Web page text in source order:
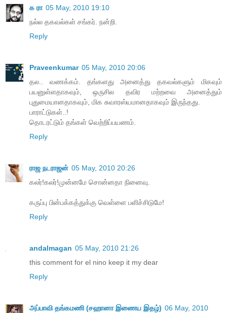
க ரா 05 May, 2010 19:10
நல்ல தகவல்கள் சங்கர். நன்றி.
Reply
Praveenkumar 05 May, 2010 20:06
தல.. வணக்கம். தங்களது அனைத்து தகவல்களும் மிகவும்
பயனுள்ளதாகவும், ஒருசில தவிர மற்றவை அனைத்தும்
புதுமையானதாகவும், மிக சுவாரஸ்யமானதாகவும் இருந்தது.
பாராட்டுகள்..!
தொடரட்டும் தங்கள் வெற்றிப்பயணம்.
Reply
ராஜ நடராஜன் 05 May, 2010 20:26
கலர்!கலர்!முன்னமே சொன்னதா நினைவு.
கருப்பு பின்பக்கத்துக்கு வெள்ளை பளிச்சிடுமே!
Reply
andalmagan 05 May, 2010 21:26
this comment for el nino keep it my dear
Reply
அப்பாவி தங்கமணி (சஹானா இணைய இதழ்) 06 May, 2010